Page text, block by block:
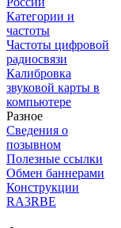
Категории и
частоты
Частоты цифровой
радиосвязи
Калибровка
звуковой карты в
компьютере
Разное
Сведения о
позывном
Полезные ссылки
Обмен баннерами
Конструкции
RA3RBE